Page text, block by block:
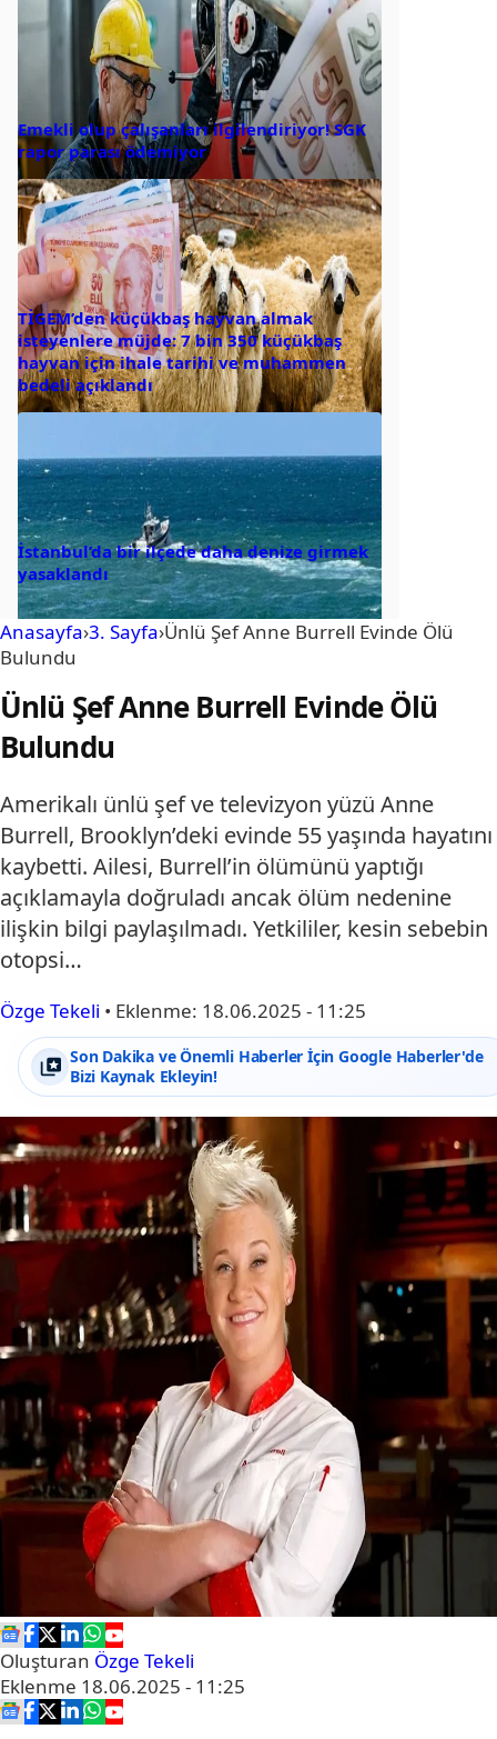
Emekli olup çalışanları ilgilendiriyor! SGK
rapor parası ödemiyor
TİGEM’den küçükbaş hayvan almak
isteyenlere müjde: 7 bin 350 küçükbaş
hayvan için ihale tarihi ve muhammen
bedeli açıklandı
İstanbul’da bir ilçede daha denize girmek
yasaklandı
Anasayfa›3. Sayfa›Ünlü Şef Anne Burrell Evinde Ölü
Bulundu
Ünlü Şef Anne Burrell Evinde Ölü
Bulundu
Amerikalı ünlü şef ve televizyon yüzü Anne
Burrell, Brooklyn’deki evinde 55 yaşında hayatını
kaybetti. Ailesi, Burrell’in ölümünü yaptığı
açıklamayla doğruladı ancak ölüm nedenine
ilişkin bilgi paylaşılmadı. Yetkililer, kesin sebebin
otopsi…
Özge Tekeli • Eklenme: 18.06.2025 - 11:25
Son Dakika ve Önemli Haberler İçin Google Haberler'de
Bizi Kaynak Ekleyin!
Oluşturan Özge Tekeli
Eklenme 18.06.2025 - 11:25